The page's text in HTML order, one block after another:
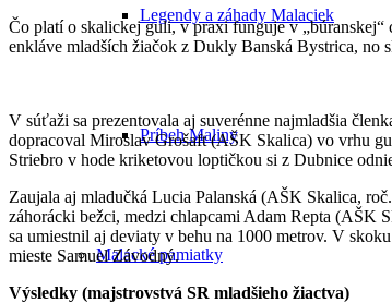
Legendy a záhady Malaciek
Príbeh Maliny
Malacké pamiatky
Čo platí o skalickej guli, v praxi funguje v
enkláve mladších žiačok z Dukly Banská Bystrica, no
V súťaži sa prezentovala aj suverénne najmladšia
dopracoval Miroslav Grošaft (AŠK Skalica) vo vrhu
Striebro v hode kriketovou loptičkou si z Dubnice
Zaujala aj mladučká Lucia Palanská (AŠK Skalica,
záhorácki bežci, medzi chlapcami Adam Repta (AŠK
sa umiestnil aj deviaty v behu na 1000 metrov. V
mieste Samuel Závodný.
Výsledky (majstrovstvá SR mladšieho žiactva)